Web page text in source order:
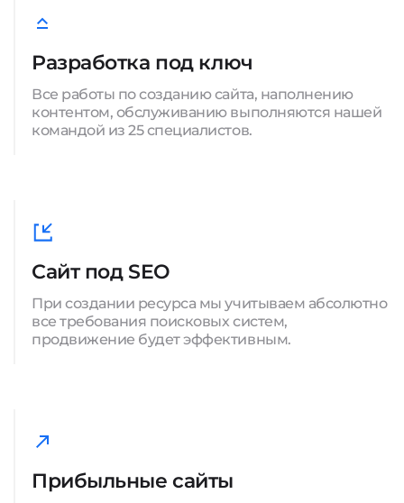
Разработка под ключ
Все работы по созданию сайта, наполнению
контентом, обслуживанию выполняются нашей
командой из 25 специалистов.
Сайт под SEO
При создании ресурса мы учитываем абсолютно
все требования поисковых систем,
продвижение будет эффективным.
Прибыльные сайты